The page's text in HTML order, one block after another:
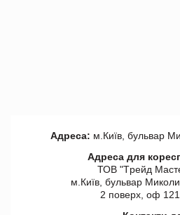
Адреса: м.Київ, бульвар
Адреса для
ТОВ "Tрейд
м.Київ, бульвар
2 поверх, оф